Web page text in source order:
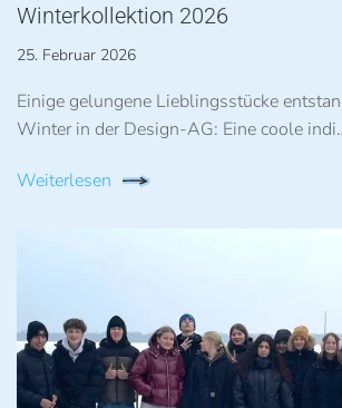
Winterkollektion 2026
25. Februar 2026
Einige gelungene Lieblingsstücke
Winter in der Design-AG: Eine coole
Weiterlesen